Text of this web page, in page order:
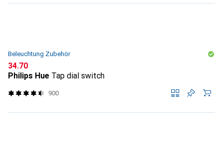
Beleuchtung Zubehör
CHF
34.70
Philips Hue Tap dial switch
900